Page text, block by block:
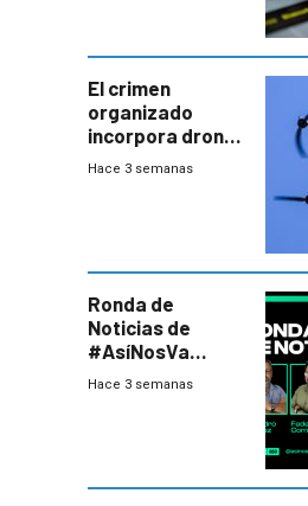
El crimen
organizado
incorpora drones
y abre un nuevo
Hace 3 semanas
Ronda de
Noticias de
#AsíNosVa
(20/7/26)
Hace 3 semanas